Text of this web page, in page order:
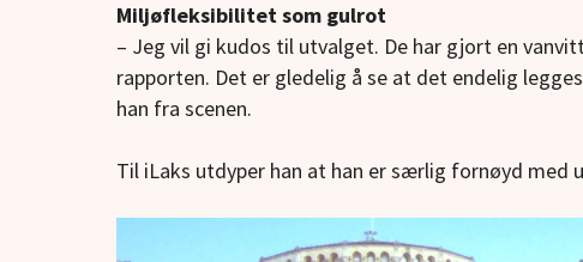
Miljøfleksibilitet som gulrot
– Jeg vil gi kudos til utvalget. De har gjort en
rapporten. Det er gledelig å se at det endelig
han fra scenen.
Til iLaks utdyper han at han er særlig fornøyd